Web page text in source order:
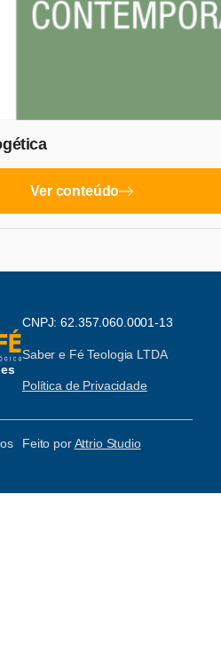
Ver conteúdo
CNPJ: 62.357.060.0001-13
Saber e Fé Teologia LTDA
Política de Privacidade
Feito porAttrio Studio